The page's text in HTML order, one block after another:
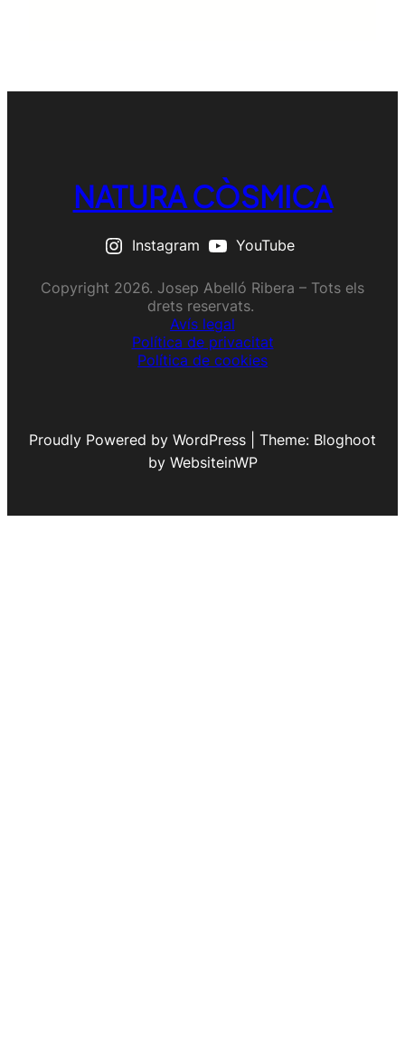
NATURA CÒSMICA
Instagram YouTube
Copyright 2026. Josep Abelló Ribera – Tots els
drets reservats.
Avís legal
Política de privacitat
Política de cookies
Proudly Powered by WordPress | Theme: Bloghoot
by WebsiteinWP